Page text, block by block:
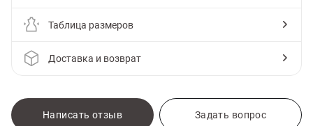
Таблица размеров
Доставка и возврат
Написать отзыв Задать вопрос